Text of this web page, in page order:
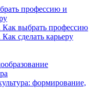
профессию и
Как выбрать профессию
сделать карьеру
формирование,